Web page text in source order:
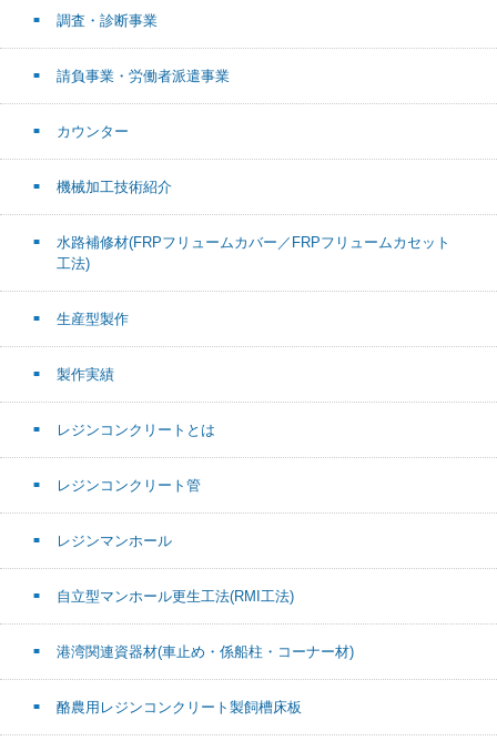
調査・診断事業
請負事業・労働者派遣事業
カウンター
機械加工技術紹介
水路補修材(FRPフリュームカバー／FRPフリュームカセット
工法)
生産型製作
製作実績
レジンコンクリートとは
レジンコンクリート管
レジンマンホール
自立型マンホール更生工法(RMI工法)
港湾関連資器材(車止め・係船柱・コーナー材)
酪農用レジンコンクリート製飼槽床板